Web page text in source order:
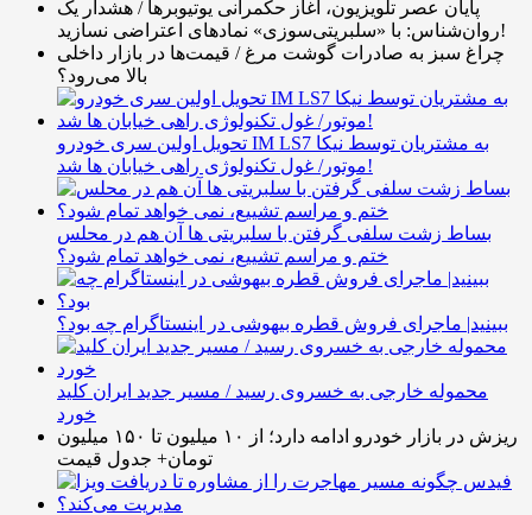
پایان عصر تلویزیون، آغاز حکمرانی یوتیوبرها / هشدار یک
روان‌شناس: با «سلبریتی‌سوزی» نمادهای اعتراضی نسازید!
چراغ سبز به صادرات گوشت مرغ / قیمت‌ها در بازار داخلی
بالا می‌رود؟
تحویل اولین سری خودرو IM LS7 به مشتریان توسط نیکا
موتور/ غول تکنولوژی راهی خیابان ها شد!
بساط زشت سلفی گرفتن با سلبریتی ها آن هم در محلس
ختم و مراسم تشییع، نمی خواهد تمام شود؟
ببینید| ماجرای فروش قطره بیهوشی در اینستاگرام چه بود؟
محموله خارجی به خسروی رسید / مسیر جدید ایران کلید
خورد
ریزش در بازار خودرو ادامه دارد؛ از ۱۰ میلیون تا ۱۵۰ میلیون
تومان+ جدول قیمت